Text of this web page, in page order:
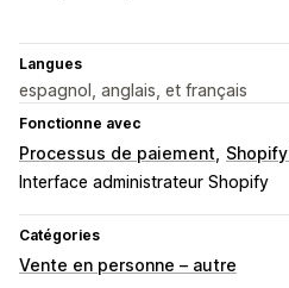
Langues
espagnol, anglais, et français
Fonctionne avec
Processus de paiement
Interface administrateur Shopify
Catégories
Vente en personne – autre